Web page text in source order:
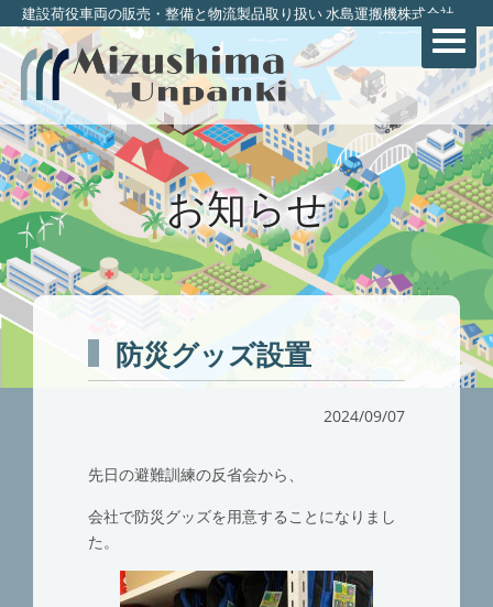
建設荷役車両の販売・整備と物流製品取り扱い 水島運搬機株式会社
お知らせ
防災グッズ設置
2024/09/07
先日の避難訓練の反省会から、
会社で防災グッズを用意することになりまし
た。